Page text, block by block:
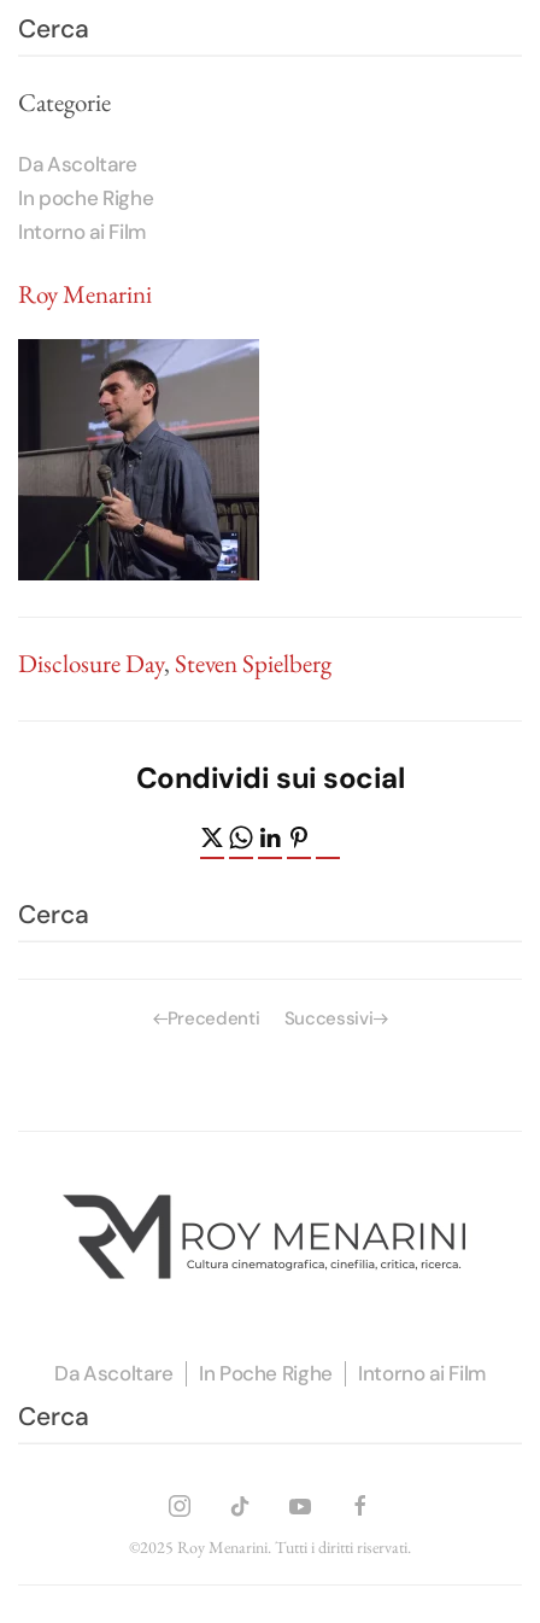
Categorie
Da Ascoltare
In poche Righe
Intorno ai Film
Roy Menarini
Disclosure Day,Steven Spielberg
Condividi sui social
Precedenti Successivi
Da Ascoltare In Poche Righe Intorno ai Film
©2025 Roy Menarini. Tutti i diritti riservati.